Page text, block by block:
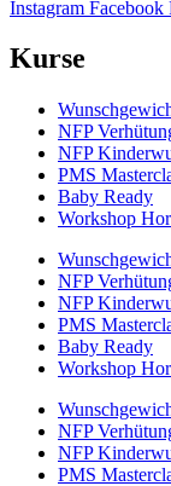
Instagram Facebook
Kurse
NFP
NFP
PMS
Baby Ready
Workshop
NFP
NFP
PMS
Baby Ready
Workshop
NFP
NFP
PMS